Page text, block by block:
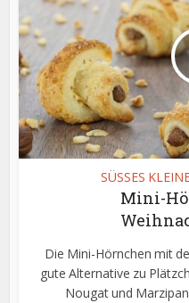
SÜSSES
Mini-
Die Mini-Hörnchen mit
gute Alternative zu
Nougat und